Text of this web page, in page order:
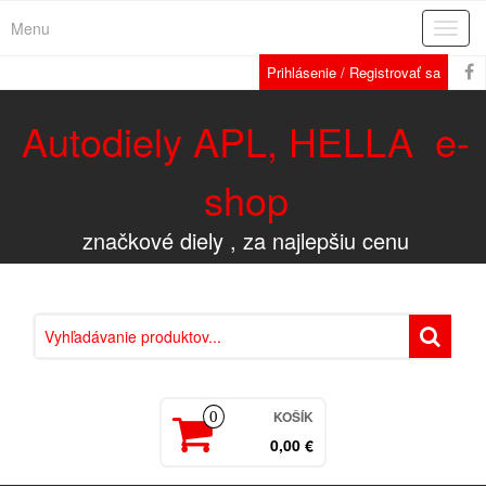
Menu
Prihlásenie / Registrovať sa
Autodiely APL, HELLA e-
shop
značkové diely , za najlepšiu cenu
0 KOŠÍK
0,00 €